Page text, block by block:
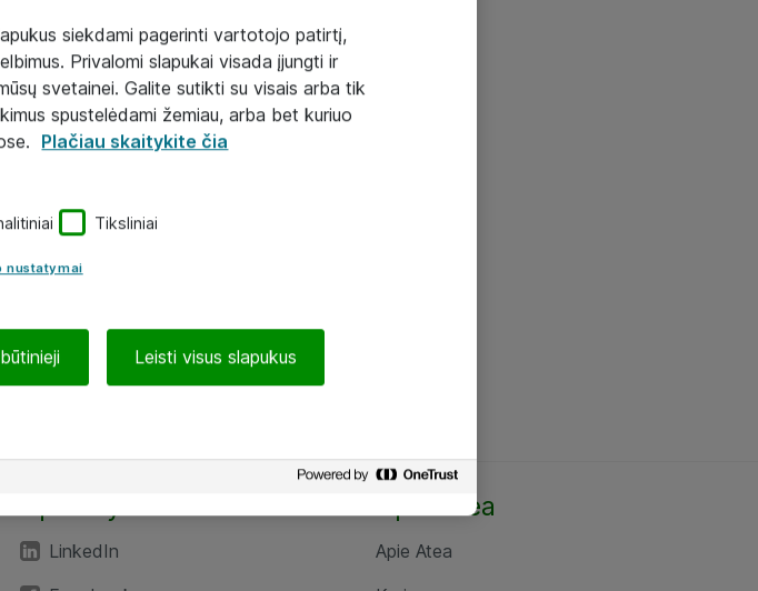
LinkedIn
Apie Atea
Apie Atea
siekdami pagerinti vartotojo patirtį,
Privalomi slapukai visada įjungti ir
svetainei. Galite sutikti su visais arba tik
spustelėdami žemiau, arba bet kuriuo
Plačiau skaitykite čia
Tiksliniai
nustatymai
Leisti visus slapukus